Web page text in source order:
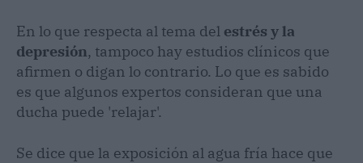
En lo que respecta al tema del estrés y la
depresión, tampoco hay estudios clínicos que
afirmen o digan lo contrario. Lo que es sabido
es que algunos expertos consideran que una
ducha puede 'relajar'.
Se dice que la exposición al agua fría hace que